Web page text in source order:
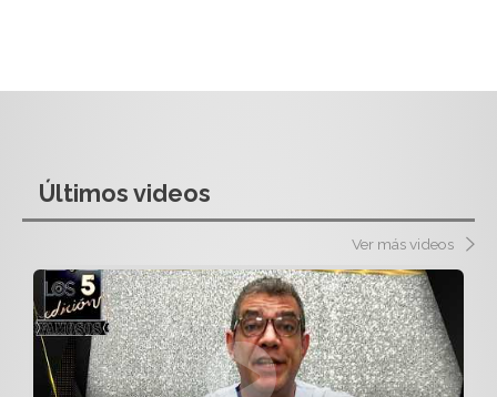
Últimos videos
Ver más videos